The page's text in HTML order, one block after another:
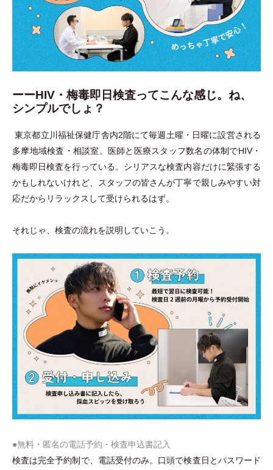
ーーHIV・梅毒即日検査ってこんな感じ。ね、
シンプルでしょ？
東京都立川福祉保健庁舎内2階にて毎週土曜 ・ 日曜に設営される
多摩地域検査 ・ 相談室。医師と医療スタッフ数名の体制でHIV・
梅毒即日検査を行っている。シリアスな検査内容だけに緊張する
かもしれないけれど、スタッフの皆さんが丁寧で親しみやすい対
応だからリラックスして受けられるはず。
それじゃ、検査の流れを説明していこう。
●無料 ・ 匿名の電話予約 ・ 検査申込書記入
検査は完全予約制で、電話受付のみ。口頭で検査日とパスワード